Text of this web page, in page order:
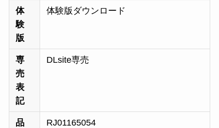
体
験
版
体験版ダウンロード
専
売
表
記
DLsite専売
品
RJ01165054